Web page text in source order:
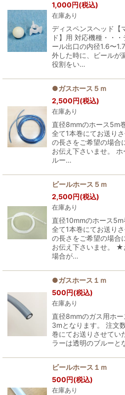
1,000円(税込)
在庫あり
ディスペンスヘッド【
ド】用 対応機種・・
ール出口の内径1.6〜
外した時に、ビールが
役割をい…
●ガスホース５ｍ
2,500円(税込)
在庫あり
直径8mmのホース5m
全て1本巻にてお送り
の長さをご希望の場合
お伝え下さいませ。
ルー…
ビールホース５ｍ
2,500円(税込)
在庫あり
直径10mmのホース
全て1本巻にてお送り
の長さをご希望の場合
お伝え下さいませ。 ★
場合が…
●ガスホース１ｍ
500円(税込)
在庫あり
直径8mmのガス用ホ
3mとなります。 注文
巻にてお送りさせてい
ラーは透明のブルーと
ビールホース１ｍ
500円(税込)
在庫あり